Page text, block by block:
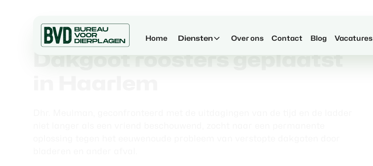
Home Diensten Over ons Contact Blog Vacatures
Dakgoot roosters geplaatst